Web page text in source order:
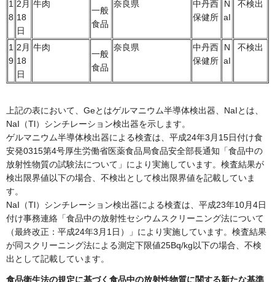
1
8
2月
18
日
牛肉
一般
食品
奈良県
中丹西
保健所
N
aI
不検出
1
9
2月
18
日
牛肉
一般
食品
奈良県
中丹西
保健所
N
aI
不検出
上記の表において、Geとはゲルマニウム半導体検出器、NaIとは、
NaI（Tl）シンチレーション検出器を示します。
ゲルマニウム半導体検出器による検査は、平成24年3月15日付け食
安発0315第4号厚生労働省医薬食品局食品安全部長通知「食品中の
放射性物質の試験法について」により実施しています。検査結果が
検出限界値以下の場合、不検出として検出限界値を記載していま
す。
NaI（Tl）シンチレーション検出器による検査は、平成23年10月4日
付け事務連絡「食品中の放射性セシウムスクリーニング法について
（最終改正：平成24年3月1日）」により実施しています。検査結果
が同スクリーニング法による測定下限値25Bq/kg以下の場合、不検
出として記載しています。
食品衛生法の規定に基づく食品中の放射性物質に関する新たな基準